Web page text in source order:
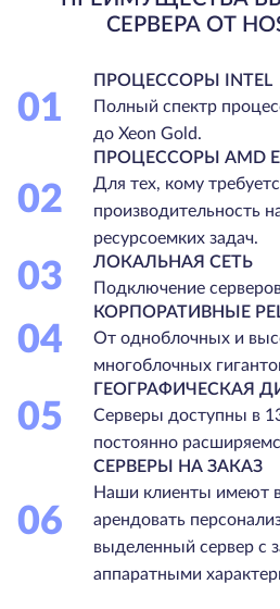
СЕРВЕРА ОТ
01
ПРОЦЕССОРЫ INTEL
Полный спектр
до Xeon Gold.
02
ПРОЦЕССОРЫ AMD
Для тех, кому
производительность
ресурсоемких задач.
03
ЛОКАЛЬНАЯ СЕТЬ
Подключение
04
КОРПОРАТИВНЫЕ
От одноблочных и
многоблочных
05
ГЕОГРАФИЧЕСКАЯ
Серверы доступны в
постоянно
06
СЕРВЕРЫ НА ЗАКАЗ
Наши клиенты имеют
арендовать
выделенный сервер с
аппаратными